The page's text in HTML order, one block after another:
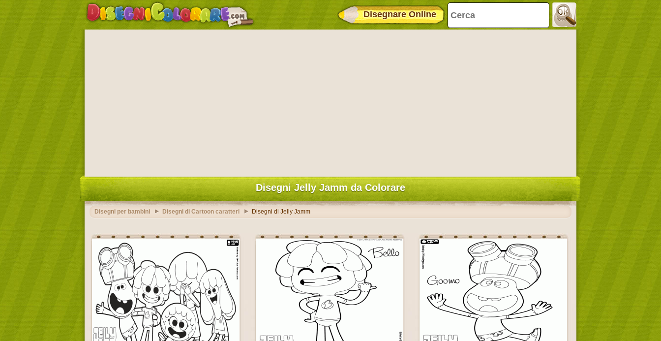
Disegnare Online
Disegni Jelly Jamm da Colorare
Disegni per bambini Disegni di Cartoon caratteri Disegni di Jelly Jamm